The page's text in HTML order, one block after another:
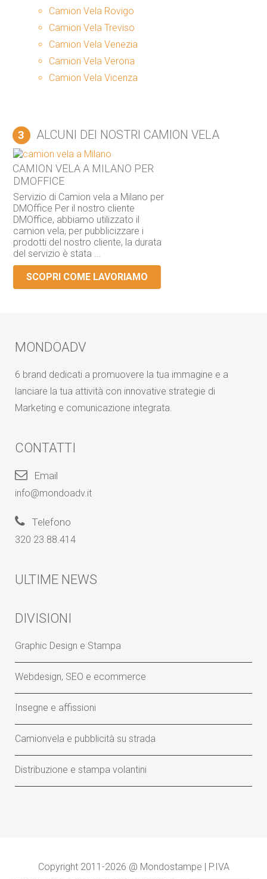
Camion Vela Rovigo
Camion Vela Treviso
Camion Vela Venezia
Camion Vela Verona
Camion Vela Vicenza
3 ALCUNI DEI NOSTRI CAMION VELA
CAMION VELA A MILANO PER
DMOFFICE
Servizio di Camion vela a Milano per
DMOffice Per il nostro cliente
DMOffice, abbiamo utilizzato il
camion vela, per pubblicizzare i
prodotti del nostro cliente, la durata
del servizio è stata ...
SCOPRI COME LAVORIAMO
MONDOADV
6 brand dedicati a promuovere la tua immagine e a
lanciare la tua attività con innovative strategie di
Marketing e comunicazione integrata.
CONTATTI
Email
info@mondoadv.it
Telefono
320 23.88.414
ULTIME NEWS
DIVISIONI
Graphic Design e Stampa
Webdesign, SEO e ecommerce
Insegne e affissioni
Camionvela e pubblicità su strada
Distribuzione e stampa volantini
Copyright 2011-2026 @ Mondostampe | P.IVA